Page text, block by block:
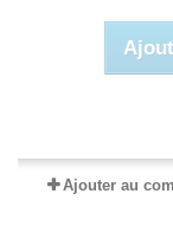
Ajouter au